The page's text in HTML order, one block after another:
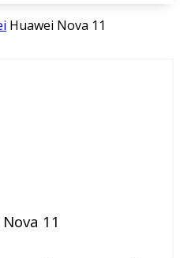
Huawei Nova 11
11